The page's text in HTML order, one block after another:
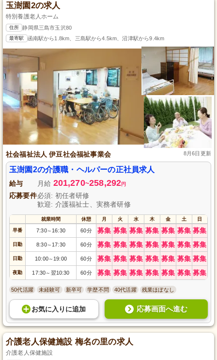
玉澍園2の求人
特別養護老人ホーム
住所 静岡県三島市玉沢80
最寄駅 函南駅から1.8km、三島駅から4.5km、沼津駅から9.4km
社会福祉法人 伊豆社会福祉事業会 8月6日更新
玉澍園2の介護職・ヘルパーの正社員求人
給与 月給 201,270~258,292円
応募要件必須: 初任者研修
歓迎: 介護福祉士、実務者研修
就業時間 休憩 月 火 水 木 金 土 日
早番 7:30～ 16:30 60分 募集 募集 募集 募集 募集 募集 募集
日勤 8:30～ 17:30 60分 募集 募集 募集 募集 募集 募集 募集
日勤 10:00～ 19:00 60分 募集 募集 募集 募集 募集 募集 募集
夜勤 17:30～ 翌10:30 60分 募集 募集 募集 募集 募集 募集 募集
50代活躍 未経験可 新卒可 学歴不問 40代活躍 残業ほぼなし
お気に入り に追加 応募画面へ進む
介護老人保健施設 梅名の里の求人
介護老人保健施設